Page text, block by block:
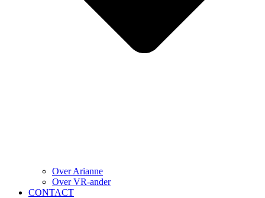
Over Arianne
Over VR-ander
CONTACT